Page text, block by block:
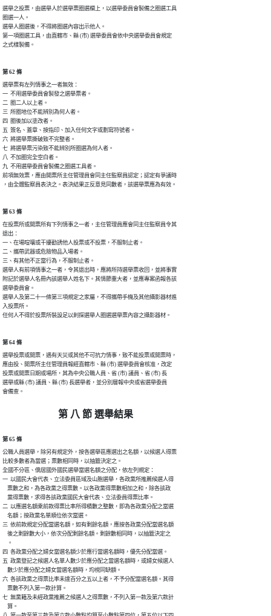
選舉之投票，由選舉人於選舉票圈選欄上，以選舉委員會製備之圈選工具
圈選一人。
選舉人圈選後，不得將圈選內容出示他人。
第一項圈選工具，由直轄市、縣 (市) 選舉委員會依中央選舉委員會規定
之式樣製備。
第 62 條
選舉票有左列情事之一者無效：
一  不用選舉委員會製發之選舉票者。
二  圈二人以上者。
三  所圈地位不能辨別為何人者。
四  圈後加以塗改者。
五  簽名、蓋章、按指印、加入任何文字或劃寫符號者。
六  將選舉票撕破致不完整者。
七  將選舉票污染致不能辨別所圈選為何人者。
八  不加圈完全空白者。
九  不用選舉委員會製備之圈選工具者。
前項無效票，應由開票所主任管理員會同主任監察員認定；認定有爭議時
，由全體監察員表決之。表決結果正反意見同數者，該選舉票應為有效。
第 63 條
在投票所或開票所有下列情事之一者，主任管理員應會同主任監察員令其
退出：
一、在場喧嚷或干擾勸誘他人投票或不投票，不服制止者。
二、攜帶武器或危險物品入場者。
三、有其他不正當行為，不服制止者。
選舉人有前項情事之一者，令其退出時，應將所持選舉票收回，並將事實
附記於選舉人名冊內該選舉人姓名下。其情節重大者，並應專案函報各該
選舉委員會。
選舉人及第二十一條第三項規定之家屬，不得攜帶手機及其他攝影器材進
入投票所。
任何人不得於投票所裝設足以刺探選舉人圈選選舉票內容之攝影器材。
第 64 條
選舉投票或開票，遇有天災或其他不可抗力情事，致不能投票或開票時，
應由投、開票所主任管理員報經直轄市、縣 (市) 選舉委員會核准，改定
投票或開票日期或場所，其為中央公職人員、省 (市) 議員、省 (市) 長
選舉或縣 (市) 議員、縣 (市) 長選舉者，並分別層報中央或省選舉委員
會備查。
第 八 節 選舉結果
第 65 條
公職人員選舉，除另有規定外，按各選舉區應選出之名額，以候選人得票
比較多數者為當選；票數相同時，以抽籤決定之。
全國不分區、僑居國外國民選舉當選名額之分配，依左列規定：
一  以國民大會代表、立法委員區域及山胞選舉，各政黨所推薦候選人得
    票數之和，為各政黨之得票數。以各政黨得票數相加之和，除各該政
    黨得票數，求得各該政黨國民大會代表、立法委員得票比率。
二  以應選名額乘前款得票比率所得積數之整數，即為各政黨分配之當選
    名額；按政黨名單順位依次當選。
三  依前款規定分配當選名額，如有剩餘名額，應按各政黨分配當選名額
    後之剩餘數大小，依次分配剩餘名額。剩餘數相同時，以抽籤決定之
    。
四  各政黨分配之婦女當選名額少於應行當選名額時，優先分配當選。
五  政黨登記之候選人名單人數少於應分配之當選名額時，或婦女候選人
    數少於應分配之婦女當選名額時，均視同缺額。
六  各該政黨之得票比率未達百分之五以上者，不予分配當選名額。其得
    票數不列入第一款計算。
七  無黨籍及未經政黨推薦之候選人之得票數，不列入第一款及第六款計
    算。